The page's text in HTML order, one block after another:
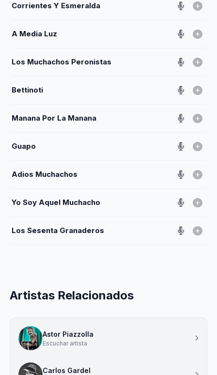
Corrientes Y Esmeralda
A Media Luz
Los Muchachos Peronistas
Bettinoti
Manana Por La Manana
Guapo
Adios Muchachos
Yo Soy Aquel Muchacho
Los Sesenta Granaderos
Artistas Relacionados
Astor Piazzolla
Escuchar artista
Carlos Gardel